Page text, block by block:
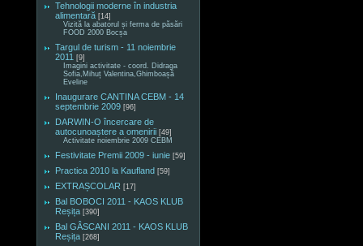
Tehnologii moderne în industria
alimentară [14]
Vizită la abatorul și ferma de păsări
FOOD 2000 Bocșa
Targul de turism - 11 noiembrie
2011 [9]
Imagini activitate - coord. Didraga
Sofia,Mihuț Valentina,Ghimboașă
Eveline
Inaugurare CANTINA CEBM - 14
septembrie 2009 [96]
DARWIN-O încercare de
autocunoaștere a omenirii [49]
Activitate noiembrie 2009 CEBM
Festivitate Premii 2009 - iunie [59]
Practica 2010 la Kaufland [59]
EXTRAȘCOLAR [17]
Bal BOBOCI 2011 - KAOS KLUB
Reșița [390]
Bal GÂSCANI 2011 - KAOS KLUB
Reșița [268]